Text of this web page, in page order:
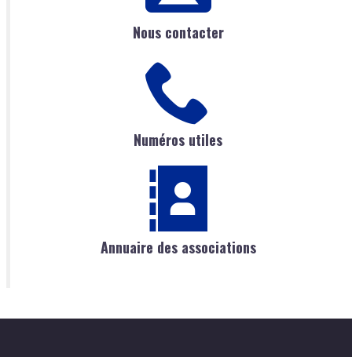
Nous contacter
Numéros utiles
Annuaire des associations